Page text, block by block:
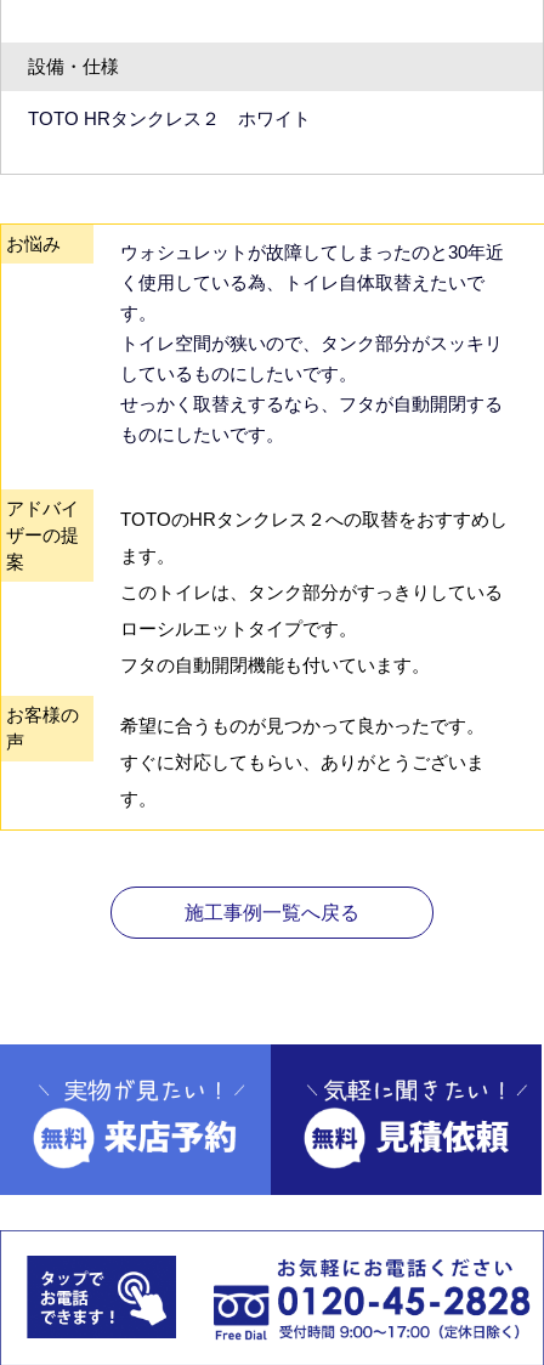
設備・仕様
TOTO HRタンクレス２ ホワイト
お悩み
ウォシュレットが故障してしまったのと30年近
く使用している為、トイレ自体取替えたいで
す。
トイレ空間が狭いので、タンク部分がスッキリ
しているものにしたいです。
せっかく取替えするなら、フタが自動開閉する
ものにしたいです。
アドバイ
ザーの提
案
TOTOのHRタンクレス２への取替をおすすめし
ます。
このトイレは、タンク部分がすっきりしている
ローシルエットタイプです。
フタの自動開閉機能も付いています。
お客様の
声
希望に合うものが見つかって良かったです。
すぐに対応してもらい、ありがとうございま
す。
施工事例一覧へ戻る